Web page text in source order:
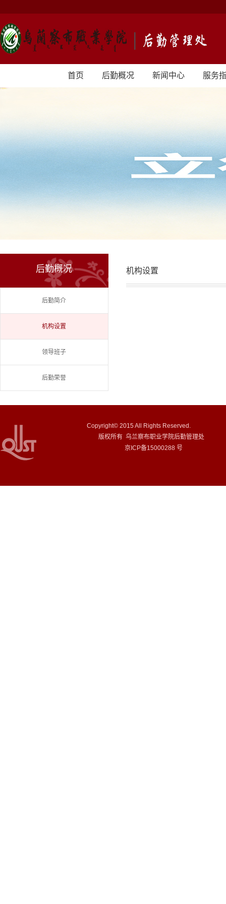
首页 后勤概况 新闻中心 服务
后勤概况
后勤简介
机构设置
领导班子
后勤荣誉
机构设置
Copyright© 2015 All Rights Reserved.
版权所有 乌兰察布职业学院后勤管理处
京ICP备15000288 号